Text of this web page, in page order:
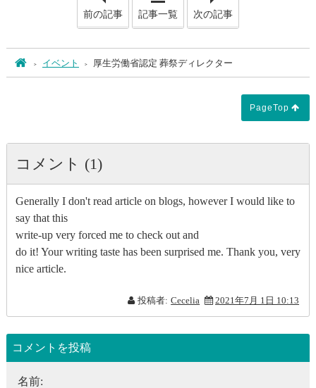
前の記事 記事一覧 次の記事
ホームイベント 厚生労働省認定 葬祭ディレクター
PageTop
コメント (1)
Generally I don't read article on blogs, however I would like to
say that this
write-up very forced me to check out and
do it! Your writing taste has been surprised me. Thank you, very
nice article.
投稿者: Cecelia 2021年7月 1日 10:13
コメントを投稿
名前: